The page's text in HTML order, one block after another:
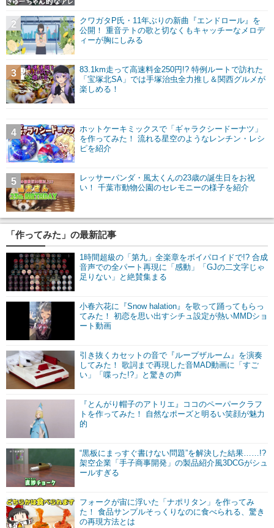
クワガタP氏・11年ぶりの新曲『エンドロール』を
公開！ 重音テトの歌と切なくもキャッチーなメロデ
ィーが胸にしみる
2
83.1km走って高速料金250円!? 特例ルートで訪れた
「宝塚北SA」では手塚治虫全力推し＆関西グルメが
楽しめる！
3
ホットケーキミックスで「ギャラクシードーナツ」
を作ってみた！ 流れる星空のようなレンチン・レシ
ピを紹介
4
レッサーパンダ・風太くんの23歳の誕生日をお祝
い！ 千葉市動物公園のセレモニーの様子を紹介
5
「作ってみた」の最新記事
1時間超級の「第九」全楽章をボイパロイドで!? 合成
音声での全パート再現に「感動」「GJの二文字じゃ
足りない」と絶賛集まる
小春六花に『Snow halation』を歌って踊ってもらっ
てみた！ 初恋を思い出すシチュ設定が熱いMMDショ
ート動画
引き抜くカセットの音で『ループザルーム』を演奏
してみた！ 歌詞まで再現した音MAD動画に「すご
い」「喋った!?」と驚きの声
『とんがり帽子のアトリエ』ココのペーパークラフ
トを作ってみた！ 自然なポーズと明るい笑顔が魅力
的
“黒板にまっすぐ書けない問題”を解決した結果……!?
架空企業「手子商事開発」の製品紹介風3DCGがシュ
ールすぎる
フォークが宙に浮いた「ナポリタン」を作ってみ
た！ 食品サンプルそっくりなのに食べられる、驚き
の再現方法とは